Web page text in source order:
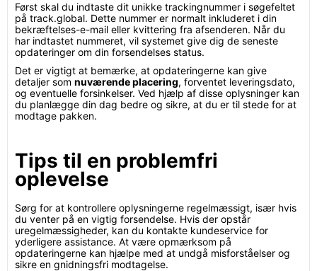
Først skal du indtaste dit unikke trackingnummer i søgefeltet
på track.global. Dette nummer er normalt inkluderet i din
bekræftelses-e-mail eller kvittering fra afsenderen. Når du
har indtastet nummeret, vil systemet give dig de seneste
opdateringer om din forsendelses status.
Det er vigtigt at bemærke, at opdateringerne kan give
detaljer som nuværende placering, forventet leveringsdato,
og eventuelle forsinkelser. Ved hjælp af disse oplysninger kan
du planlægge din dag bedre og sikre, at du er til stede for at
modtage pakken.
Tips til en problemfri
oplevelse
Sørg for at kontrollere oplysningerne regelmæssigt, især hvis
du venter på en vigtig forsendelse. Hvis der opstår
uregelmæssigheder, kan du kontakte kundeservice for
yderligere assistance. At være opmærksom på
opdateringerne kan hjælpe med at undgå misforståelser og
sikre en gnidningsfri modtagelse.